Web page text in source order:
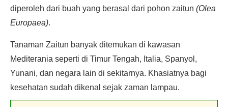
diperoleh dari buah yang berasal dari pohon zaitun (Olea
Europaea).
Tanaman Zaitun banyak ditemukan di kawasan
Mediterania seperti di Timur Tengah, Italia, Spanyol,
Yunani, dan negara lain di sekitarnya. Khasiatnya bagi
kesehatan sudah dikenal sejak zaman lampau.